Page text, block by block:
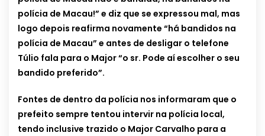
polícia de Macau!” e diz que se expressou mal, mas
logo depois reafirma novamente “há bandidos na
polícia de Macau” e antes de desligar o telefone
Túlio fala para o Major “o sr. Pode aí escolher o seu
bandido preferido”.
Fontes de dentro da polícia nos informaram que o
prefeito sempre tentou intervir na polícia local,
tendo inclusive trazido o Major Carvalho para a